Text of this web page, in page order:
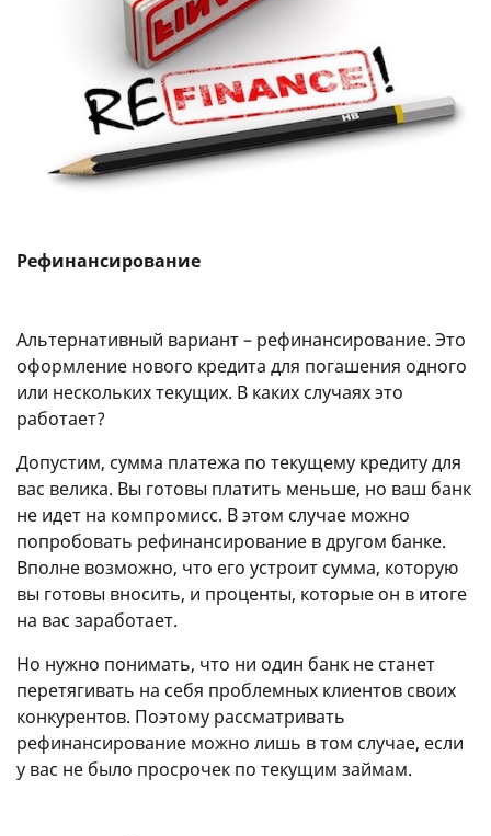
Рефинансирование
Альтернативный вариант – рефинансирование. Это
оформление нового кредита для погашения одного
или нескольких текущих. В каких случаях это
работает?
Допустим, сумма платежа по текущему кредиту для
вас велика. Вы готовы платить меньше, но ваш банк
не идет на компромисс. В этом случае можно
попробовать рефинансирование в другом банке.
Вполне возможно, что его устроит сумма, которую
вы готовы вносить, и проценты, которые он в итоге
на вас заработает.
Но нужно понимать, что ни один банк не станет
перетягивать на себя проблемных клиентов своих
конкурентов. Поэтому рассматривать
рефинансирование можно лишь в том случае, если
у вас не было просрочек по текущим займам.